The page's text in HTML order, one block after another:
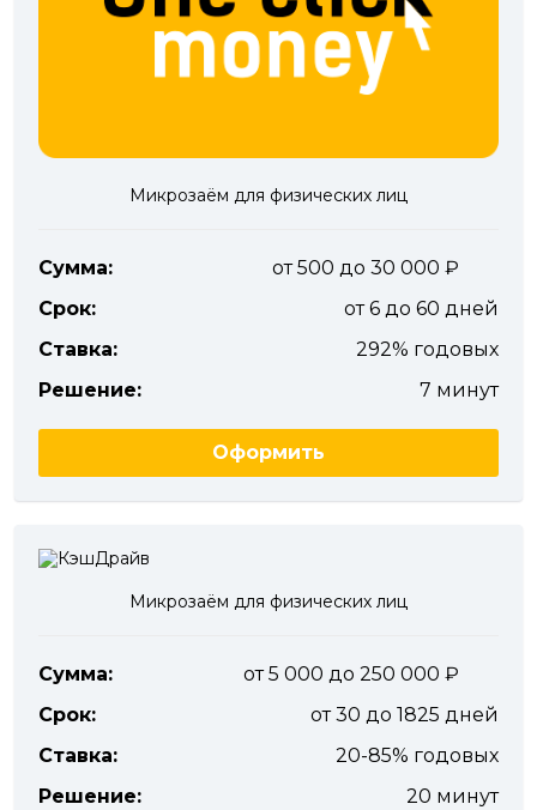
Микрозаём для физических лиц
Сумма:
от 500 до 30 000
Срок:
от 6 до 60 дней
Ставка:
292% годовых
Решение:
7 минут
Оформить
Микрозаём для физических лиц
Сумма:
от 5 000 до 250 000
Срок:
от 30 до 1825 дней
Ставка:
20-85% годовых
Решение:
20 минут